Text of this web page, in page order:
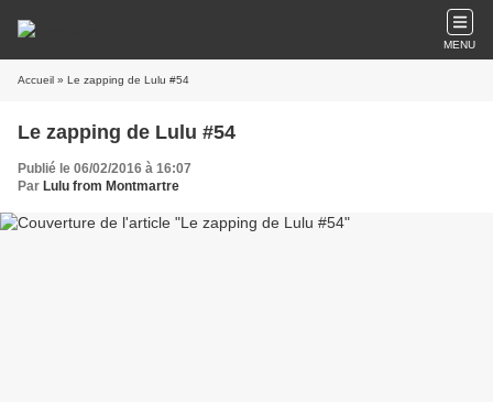
MENU
Accueil » Le zapping de Lulu #54
Le zapping de Lulu #54
Publié le 06/02/2016 à 16:07
Par Lulu from Montmartre